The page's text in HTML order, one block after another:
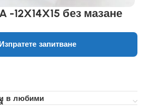
-12X14X15 без мазане
Изпратете запитване
в любими